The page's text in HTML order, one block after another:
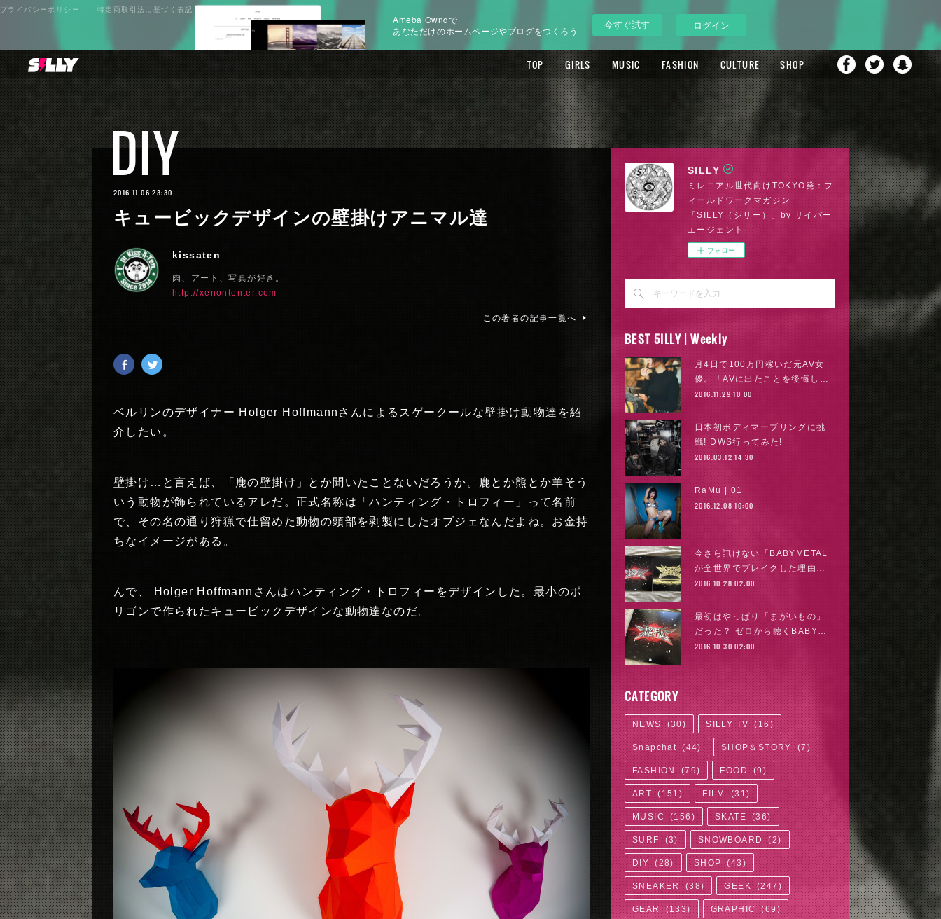
Ameba Owndで
あなただけのホームページやブログをつくろう
今すぐ試す ログイン
TOP GIRLS MUSIC FASHION CULTURE SHOP
DIY
2016.11.06 23:30
キュービックデザインの壁掛けアニマル達
kissaten
肉、アート、写真が好き。
http://xenontenter.com
この著者の記事一覧へ
ベルリンのデザイナー Holger Hoffmannさんによるスゲークールな壁掛け動物達を紹
介したい。
壁掛け…と言えば、「鹿の壁掛け」とか聞いたことないだろうか。鹿とか熊とか羊そう
いう動物が飾られているアレだ。正式名称は「ハンティング・トロフィー」って名前
で、その名の通り狩猟で仕留めた動物の頭部を剥製にしたオブジェなんだよね。お金持
ちなイメージがある。
んで、 Holger Hoffmannさんはハンティング・トロフィーをデザインした。最小のポ
リゴンで作られたキュービックデザインな動物達なのだ。
SILLY
ミレニアル世代向けTOKYO発：フ
ィールドワークマガジン
「SILLY（シリー）」by サイバー
エージェント
フォロー
BEST 5ILLY | Weekly
月4日で100万円稼いだ元AV女
優。「AVに出たことを後悔し…
2016.11.29 10:00
日本初ボディマーブリングに挑
戦! DWS行ってみた!
2016.03.12 14:30
RaMu | 01
2016.12.08 10:00
今さら訊けない「BABYMETAL
が全世界でブレイクした理由…
2016.10.28 02:00
最初はやっぱり「まがいもの」
だった？ ゼロから聴くBABY…
2016.10.30 02:00
CATEGORY
NEWS (30) SILLY TV (16)
Snapchat (44) SHOP＆STORY (7)
FASHION (79) FOOD (9 )
ART ( 151 ) FILM (31)
MUSIC (156 ) SKATE (36)
SURF (3) SNOWBOARD (2)
DIY (28) SHOP (43)
SNEAKER (38) GEEK (247)
GEAR (133) GRAPHIC (69)
プライバシーポリシー 特定商取引法に基づく表記